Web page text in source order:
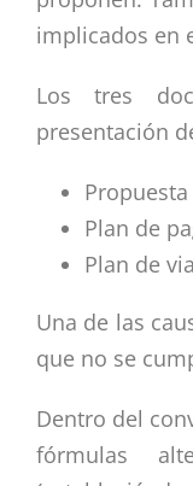
implicados en
Los tres
presentación
Plan de
Plan de
Una de las
que no se
Dentro del
fórmulas